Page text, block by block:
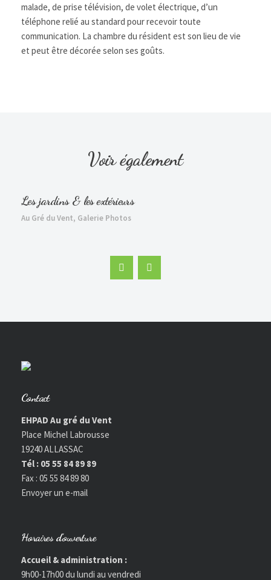
malade, de prise télévision, de volet électrique, d’un
téléphone relié au standard pour recevoir toute
communication. La chambre du résident est son lieu de vie
et peut être décorée selon ses goûts.
Voir également
Les jardins & les extérieurs
Au Gré du Vent, Galerie Photos
Contact
EHPAD Au gré du Vent
Place Michel Labrousse
19240 ALLASSAC
Tél : 05 55 84 89 89
Fax : 05 55 84 89 80
Envoyer un e-mail
Horaires d’ouverture
Accueil & administration :
9h00-17h00 du lundi au vendredi